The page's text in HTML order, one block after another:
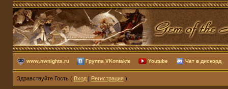
www.nwnights.ru Группа VKontakte Youtube Чат в дискорд
Здравствуйте Гость ( Вход| Регистрация)